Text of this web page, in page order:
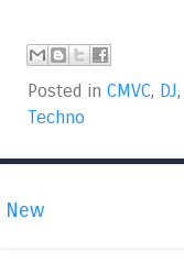
Posted in CMVC, DJ,
Techno
New